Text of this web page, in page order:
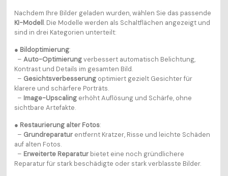
Nachdem Ihre Bilder geladen wurden, wählen Sie das passende
KI-Modell. Die Modelle werden als Schaltflächen angezeigt und
sind in drei Kategorien unterteilt:
● Bildoptimierung:
– Auto-Optimierungverbessert automatisch Belichtung,
Kontrast und Details im gesamten Bild.
– Gesichtsverbesserungoptimiert gezielt Gesichter für
klarere und schärfere Porträts.
– Image-Upscalingerhöht Auflösung und Schärfe, ohne
sichtbare Artefakte.
● Restaurierung alter Fotos:
– Grundreparaturentfernt Kratzer, Risse und leichte Schäden
auf alten Fotos.
– Erweiterte Reparaturbietet eine noch gründlichere
Reparatur für stark beschädigte oder stark verblasste Bilder.